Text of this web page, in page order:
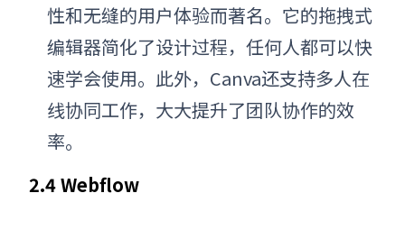
性和无缝的用户体验而著名。它的拖拽式
编辑器简化了设计过程，任何人都可以快
速学会使用。此外，Canva还支持多人在
线协同工作，大大提升了团队协作的效
率。
2.4 Webflow